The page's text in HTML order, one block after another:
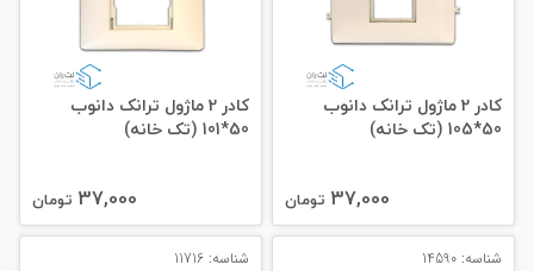
کادر 2 ماژول ترانک دانوب
50*105 (تک خانه)
37,000 تومان
کادر 2 ماژول ترانک دانوب
50*101 (تک خانه)
37,000 تومان
شناسه: 14590 شناسه: 11716